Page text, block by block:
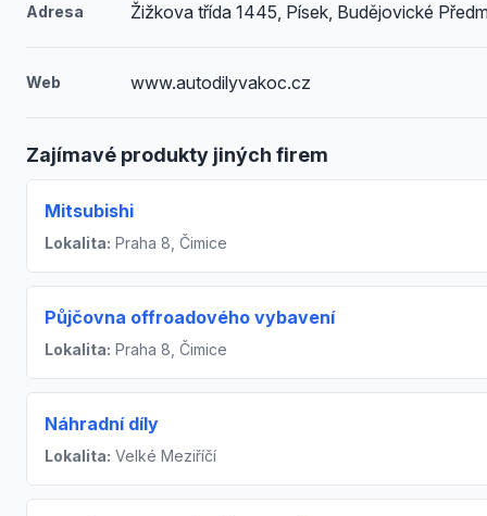
Adresa Žižkova třída 1445, Písek, Budějovické
Web www.autodilyvakoc.cz
Zajímavé produkty jiných firem
Mitsubishi
Lokalita: Praha 8, Čimice
Půjčovna offroadového vybavení
Lokalita: Praha 8, Čimice
Náhradní díly
Lokalita: Velké Meziříčí